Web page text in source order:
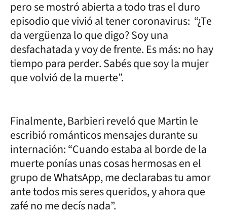
pero se mostró abierta a todo tras el duro
episodio que vivió al tener coronavirus: “¿Te
da vergüenza lo que digo? Soy una
desfachatada y voy de frente. Es más: no hay
tiempo para perder. Sabés que soy la mujer
que volvió de la muerte”.
Finalmente, Barbieri reveló que Martin le
escribió románticos mensajes durante su
internación: “Cuando estaba al borde de la
muerte ponías unas cosas hermosas en el
grupo de WhatsApp, me declarabas tu amor
ante todos mis seres queridos, y ahora que
zafé no me decís nada”.